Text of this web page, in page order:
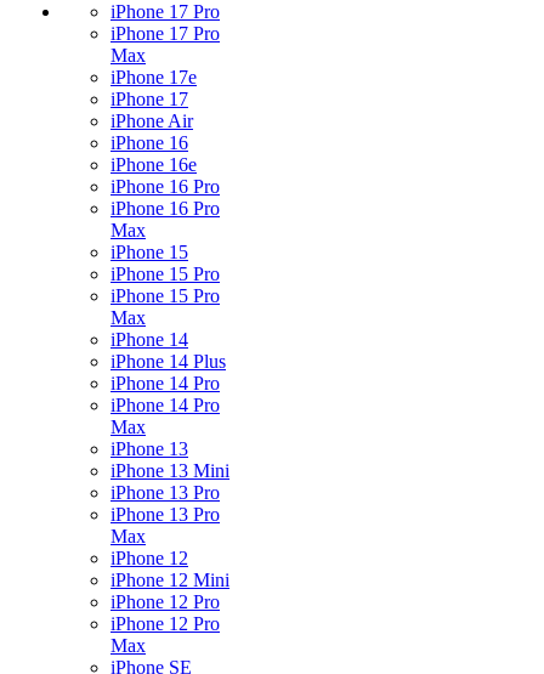
iPhone 17 Pro
iPhone 17 Pro
Max
iPhone 17e
iPhone 17
iPhone Air
iPhone 16
iPhone 16e
iPhone 16 Pro
iPhone 16 Pro
Max
iPhone 15
iPhone 15 Pro
iPhone 15 Pro
Max
iPhone 14
iPhone 14 Plus
iPhone 14 Pro
iPhone 14 Pro
Max
iPhone 13
iPhone 13 Mini
iPhone 13 Pro
iPhone 13 Pro
Max
iPhone 12
iPhone 12 Mini
iPhone 12 Pro
iPhone 12 Pro
Max
iPhone SE